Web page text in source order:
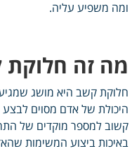
ומה משפיע עליה.
מה זה
חלוקת קשב היא מושג
היכולת של אדם מסוים לבצע
קשוב למספר מוקדים של
באיכות ביצוע המשימות